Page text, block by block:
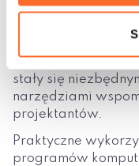
symulacja
niestacjonarnych
różnorodnych
lub rzadko
stały się
narzędziami
projektantów.
Praktyczne
programów